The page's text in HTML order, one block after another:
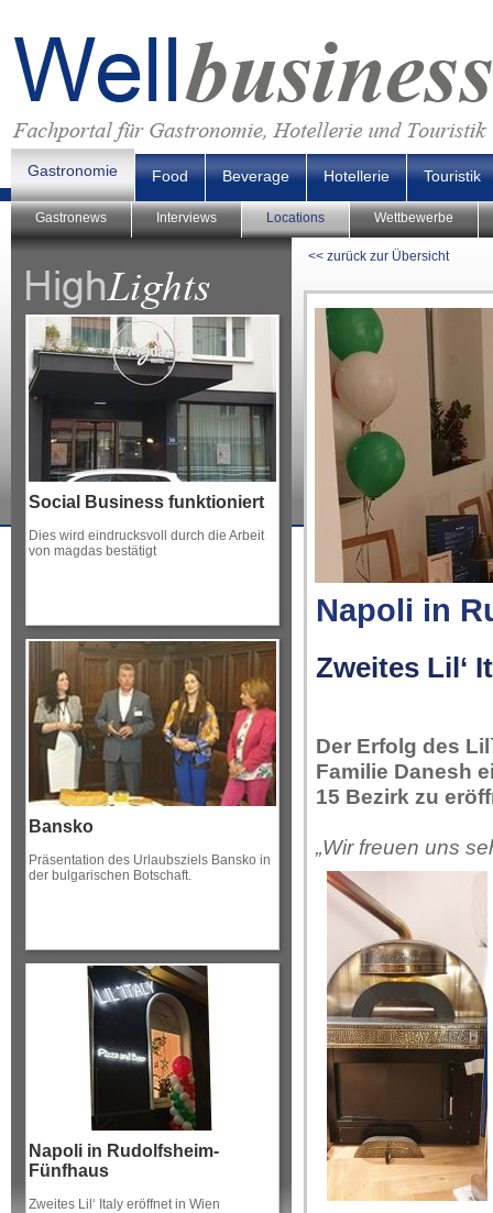
Gastronomie Food Beverage Hotellerie Touristik
Gastronews Interviews Locations Wettbewerbe
Social Business funktioniert
Dies wird eindrucksvoll durch die Arbeit
von magdas bestätigt
Bansko
Präsentation des Urlaubsziels Bansko in
der bulgarischen Botschaft.
Napoli in Rudolfsheim-
Fünfhaus
Zweites Lil‘ Italy eröffnet in Wien
<< zurück zur Übersicht
Napoli in
Zweites Lil‘
Der Erfolg des
Familie Danesh
15 Bezirk zu
„Wir freuen uns